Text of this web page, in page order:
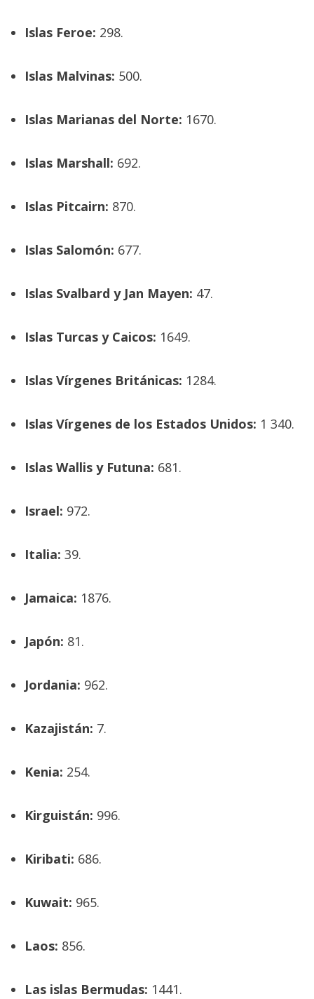
Islas Feroe: 298.
Islas Malvinas: 500.
Islas Marianas del Norte: 1670.
Islas Marshall: 692.
Islas Pitcairn: 870.
Islas Salomón: 677.
Islas Svalbard y Jan Mayen: 47.
Islas Turcas y Caicos: 1649.
Islas Vírgenes Británicas: 1284.
Islas Vírgenes de los Estados Unidos: 1 340.
Islas Wallis y Futuna: 681.
Israel: 972.
Italia: 39.
Jamaica: 1876.
Japón: 81.
Jordania: 962.
Kazajistán: 7.
Kenia: 254.
Kirguistán: 996.
Kiribati: 686.
Kuwait: 965.
Laos: 856.
Las islas Bermudas: 1441.